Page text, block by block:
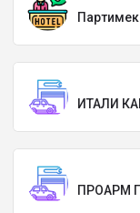
ИТАЛИ
ПРОАРМ